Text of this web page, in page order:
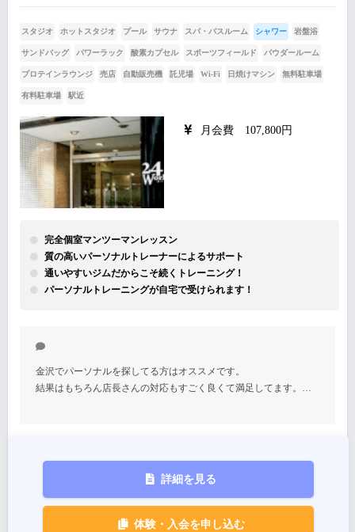
スタジオ ホットスタジオ プール サウナ スパ・バスルーム シャワー 岩盤浴
サンドバッグ パワーラック 酸素カプセル スポーツフィールド パウダールーム
プロテインラウンジ 売店 自動販売機 託児場 Wi-Fi 日焼けマシン 無料駐車場
有料駐車場 駅近
月会費 107,800円
完全個室マンツーマンレッスン
質の高いパーソナルトレーナーによるサポート
通いやすいジムだからこそ続くトレーニング！
パーソナルトレーニングが自宅で受けられます！
金沢でパーソナルを探してる方はオススメです。
結果はもちろん店長さんの対応もすごく良くて満足してます。…
詳細を見る
体験・入会を申し込む